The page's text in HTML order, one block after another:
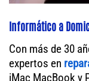
Informático a
Con más de 30
expertos en
iMac MacBook y